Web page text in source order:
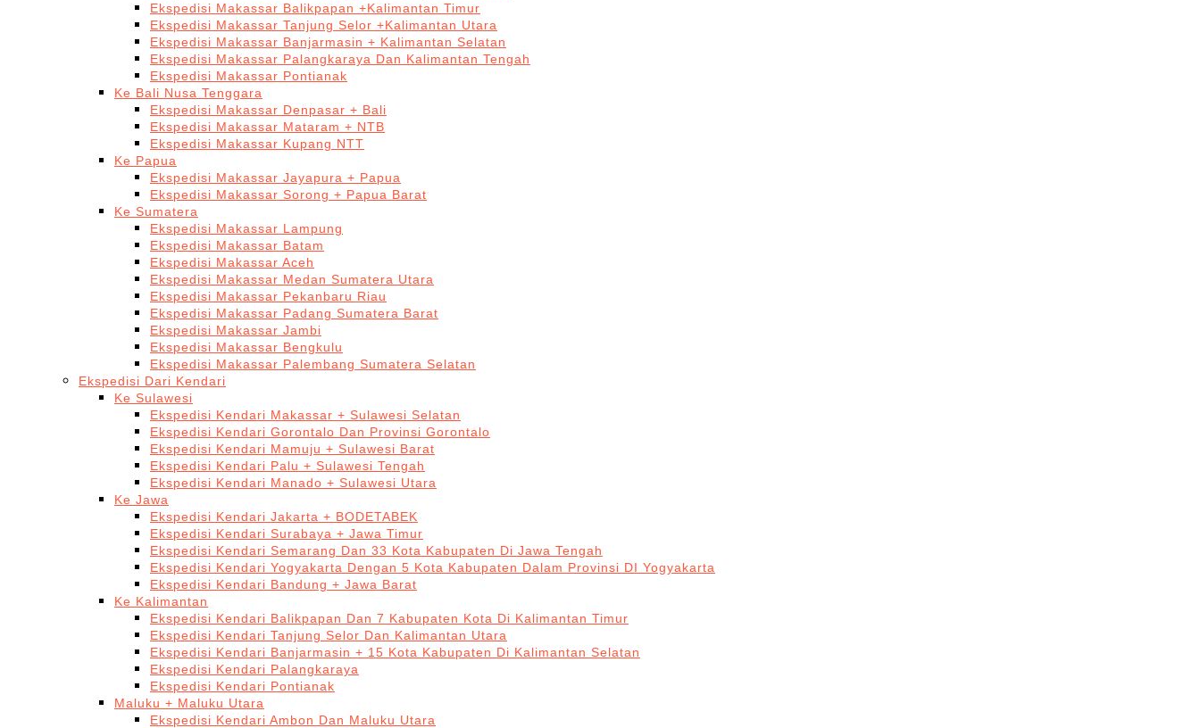
Ekspedisi Makassar Balikpapan +Kalimantan Timur
Ekspedisi Makassar Tanjung Selor +Kalimantan Utara
Ekspedisi Makassar Banjarmasin + Kalimantan Selatan
Ekspedisi Makassar Palangkaraya Dan Kalimantan Tengah
Ekspedisi Makassar Pontianak
Ke Bali Nusa Tenggara
Ekspedisi Makassar Denpasar + Bali
Ekspedisi Makassar Mataram + NTB
Ekspedisi Makassar Kupang NTT
Ke Papua
Ekspedisi Makassar Jayapura + Papua
Ekspedisi Makassar Sorong + Papua Barat
Ke Sumatera
Ekspedisi Makassar Lampung
Ekspedisi Makassar Batam
Ekspedisi Makassar Aceh
Ekspedisi Makassar Medan Sumatera Utara
Ekspedisi Makassar Pekanbaru Riau
Ekspedisi Makassar Padang Sumatera Barat
Ekspedisi Makassar Jambi
Ekspedisi Makassar Bengkulu
Ekspedisi Makassar Palembang Sumatera Selatan
Ekspedisi Dari Kendari
Ke Sulawesi
Ekspedisi Kendari Makassar + Sulawesi Selatan
Ekspedisi Kendari Gorontalo Dan Provinsi Gorontalo
Ekspedisi Kendari Mamuju + Sulawesi Barat
Ekspedisi Kendari Palu + Sulawesi Tengah
Ekspedisi Kendari Manado + Sulawesi Utara
Ke Jawa
Ekspedisi Kendari Jakarta + BODETABEK
Ekspedisi Kendari Surabaya + Jawa Timur
Ekspedisi Kendari Semarang Dan 33 Kota Kabupaten Di Jawa Tengah
Ekspedisi Kendari Yogyakarta Dengan 5 Kota Kabupaten Dalam Provinsi DI Yogyakarta
Ekspedisi Kendari Bandung + Jawa Barat
Ke Kalimantan
Ekspedisi Kendari Balikpapan Dan 7 Kabupaten Kota Di Kalimantan Timur
Ekspedisi Kendari Tanjung Selor Dan Kalimantan Utara
Ekspedisi Kendari Banjarmasin + 15 Kota Kabupaten Di Kalimantan Selatan
Ekspedisi Kendari Palangkaraya
Ekspedisi Kendari Pontianak
Maluku + Maluku Utara
Ekspedisi Kendari Ambon Dan Maluku Utara